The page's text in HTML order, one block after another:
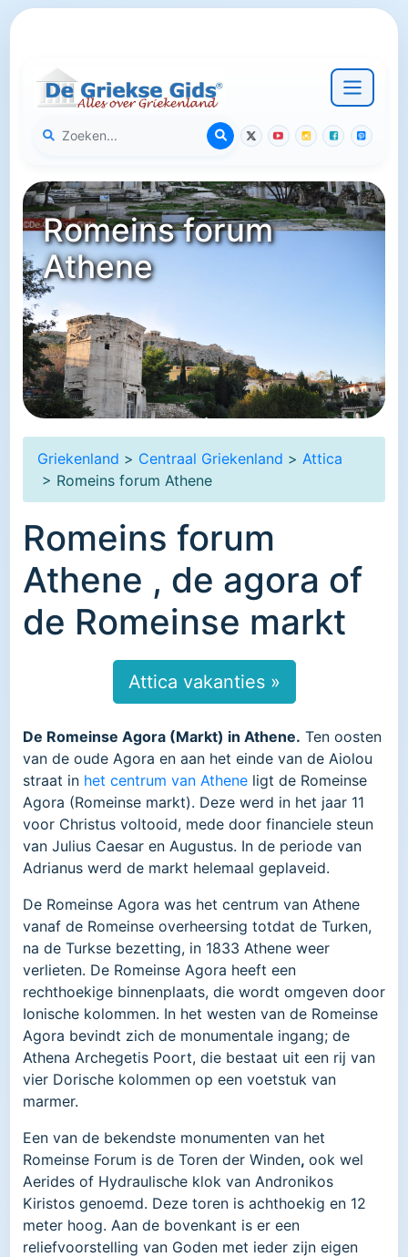
Romeins forum
Athene
Griekenland > Centraal Griekenland > Attica
> Romeins forum Athene
Romeins forum
Athene , de agora of
de Romeinse markt
Attica vakanties »
De Romeinse Agora (Markt) in Athene. Ten oosten
van de oude Agora en aan het einde van de Aiolou
straat in het centrum van Athene ligt de Romeinse
Agora (Romeinse markt). Deze werd in het jaar 11
voor Christus voltooid, mede door financiele steun
van Julius Caesar en Augustus. In de periode van
Adrianus werd de markt helemaal geplaveid.
De Romeinse Agora was het centrum van Athene
vanaf de Romeinse overheersing totdat de Turken,
na de Turkse bezetting, in 1833 Athene weer
verlieten. De Romeinse Agora heeft een
rechthoekige binnenplaats, die wordt omgeven door
Ionische kolommen. In het westen van de Romeinse
Agora bevindt zich de monumentale ingang; de
Athena Archegetis Poort, die bestaat uit een rij van
vier Dorische kolommen op een voetstuk van
marmer.
Een van de bekendste monumenten van het
Romeinse Forum is de Toren der Winden, ook wel
Aerides of Hydraulische klok van Andronikos
Kiristos genoemd. Deze toren is achthoekig en 12
meter hoog. Aan de bovenkant is er een
reliefvoorstelling van Goden met ieder zijn eigen